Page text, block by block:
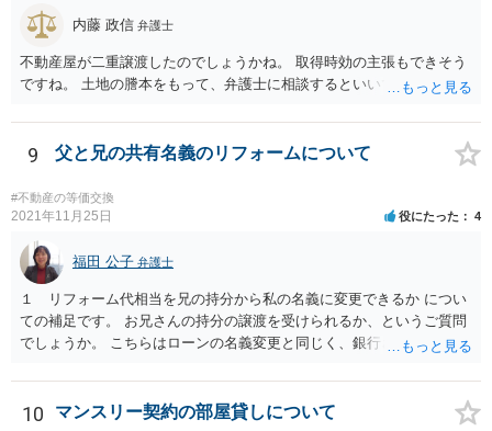
内藤 政信 弁護士
不動産屋が二重譲渡したのでしょうかね。 取得時効の主張もできそう
ですね。 土地の謄本をもって、弁護士に相談するといいでしょう。
9 父と兄の共有名義のリフォームについて
#不動産の等価交換
2021年11月25日 役にたった 4
福田 公子 弁護士
１ リフォーム代相当を兄の持分から私の名義に変更できるか につい
ての補足です。 お兄さんの持分の譲渡を受けられるか、というご質問
でしょうか。 こちらはローンの名義変更と同じく、銀行さんの承諾が
さい。
10 マンスリー契約の部屋貸しについて